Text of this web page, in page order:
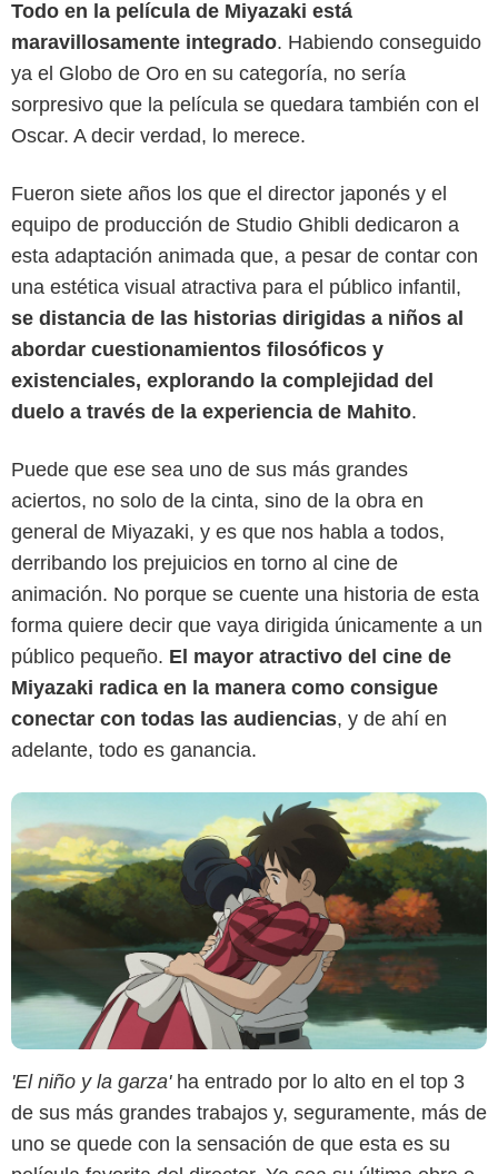
Todo en la película de Miyazaki está
maravillosamente integrado. Habiendo conseguido
ya el Globo de Oro en su categoría, no sería
sorpresivo que la película se quedara también con el
Oscar. A decir verdad, lo merece.
Fueron siete años los que el director japonés y el
equipo de producción de Studio Ghibli dedicaron a
esta adaptación animada que, a pesar de contar con
una estética visual atractiva para el público infantil,
se distancia de las historias dirigidas a niños al
abordar cuestionamientos filosóficos y
existenciales, explorando la complejidad del
duelo a través de la experiencia de Mahito.
Puede que ese sea uno de sus más grandes
aciertos, no solo de la cinta, sino de la obra en
general de Miyazaki, y es que nos habla a todos,
derribando los prejuicios en torno al cine de
animación. No porque se cuente una historia de esta
forma quiere decir que vaya dirigida únicamente a un
público pequeño. El mayor atractivo del cine de
Miyazaki radica en la manera como consigue
conectar con todas las audiencias, y de ahí en
adelante, todo es ganancia.
Studio Ghibli
'El niño y la garza'ha entrado por lo alto en el top 3
de sus más grandes trabajos y, seguramente, más de
uno se quede con la sensación de que esta es su